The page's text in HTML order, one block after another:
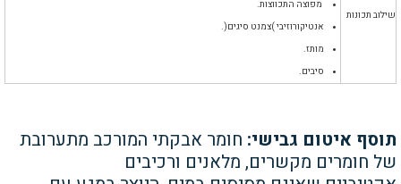
שילוב תכונות
מפוצה התכווצות.
אנטיקורוזיבי )צמנט סיגים(.
מותז.
סיבים.
תוסף איטום גבישי: חומר אבקתי המורכב מתערובת
של חומרים מקשרים, מלאנים ורכיבים